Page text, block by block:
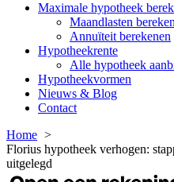
Maximale hypotheek
Maandlasten
Annuïteit berekenen
Hypotheekrente
Alle hypotheek
Hypotheekvormen
Nieuws & Blog
Contact
Home
Florius hypotheek verhogen:
uitgelegd